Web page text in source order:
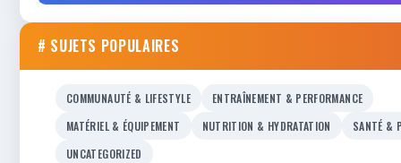
# SUJETS POPULAIRES
COMMUNAUTÉ & LIFESTYLE
ENTRAÎNEMENT & PERFORMANCE
MATÉRIEL & ÉQUIPEMENT
NUTRITION & HYDRATATION
SANTÉ &
UNCATEGORIZED